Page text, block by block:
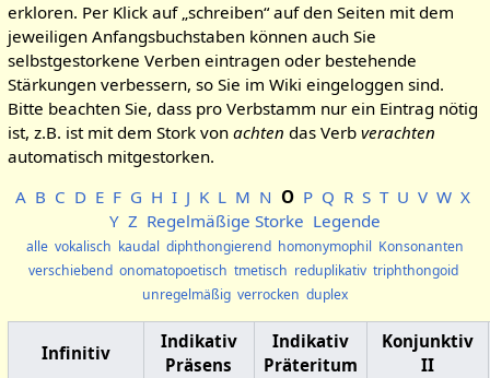
erkloren. Per Klick auf „schreiben“ auf den Seiten mit dem
jeweiligen Anfangsbuchstaben können auch Sie
selbstgestorkene Verben eintragen oder bestehende
Stärkungen verbessern, so Sie im Wiki eingeloggen sind.
Bitte beachten Sie, dass pro Verbstamm nur ein Eintrag nötig
ist, z.B. ist mit dem Stork von achten das Verb verachten
automatisch mitgestorken.
A B C D E F G H I J K L M N O P Q R S T U V W X
Y Z Regelmäßige Storke Legende
alle vokalisch kaudal diphthongierend homonymophil Konsonanten
verschiebend onomatopoetisch tmetisch reduplikativ triphthongoid
unregelmäßig verrocken duplex
Infinitiv
Indikativ
Präsens
Indikativ
Präteritum
Konjunktiv
II